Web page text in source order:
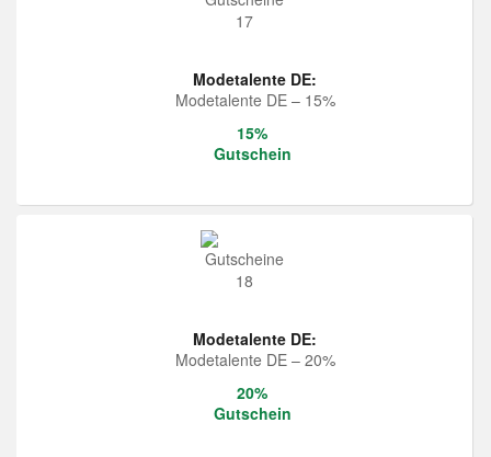
Modetalente DE:
Modetalente DE – 15%
15%
Gutschein
Modetalente DE:
Modetalente DE – 20%
20%
Gutschein